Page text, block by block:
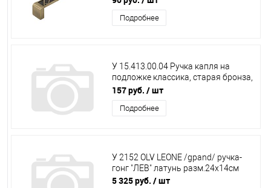
Подробнее
У 15.413.00.04 Ручка капля на
подложке классика, старая бронза,
BRASS
157 руб. / шт
Подробнее
У 2152 OLV LEONE /gpand/ ручка-
гонг "ЛЕВ" латунь разм.24х14см
5 325 руб. / шт